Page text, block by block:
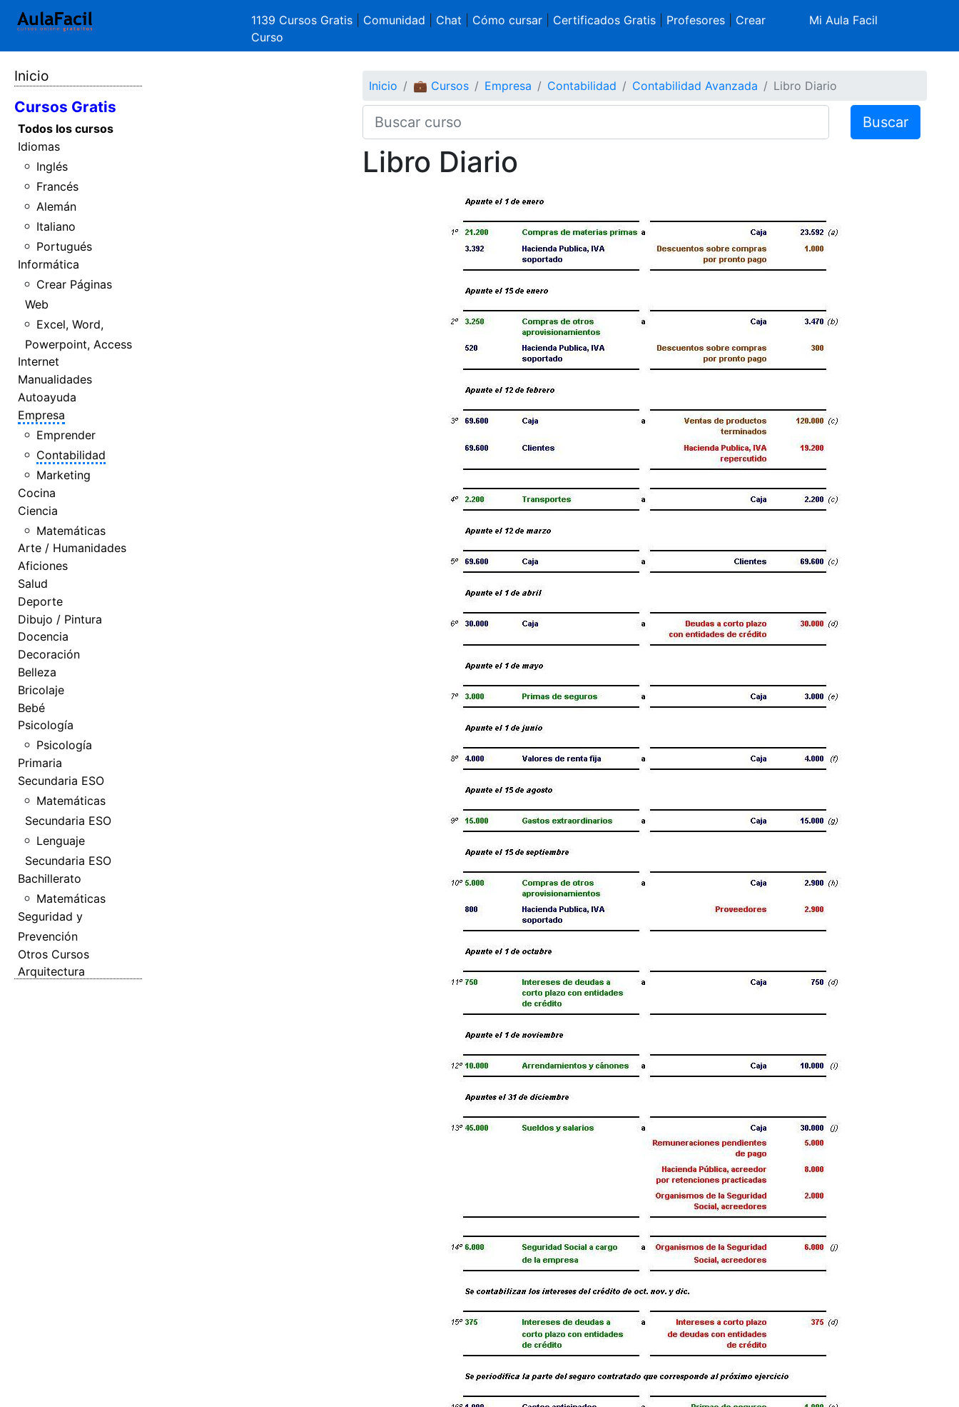
1139 Cursos Gratis Comunidad Chat Cómo cursar| Certificados Gratis| Profesores| Crear
Curso
Mi Aula Facil
Inicio
Cursos Gratis
Todos los cursos
Idiomas
Inglés
Francés
Alemán
Italiano
Portugués
Informática
Crear Páginas
Web
Excel, Word,
Powerpoint, Access
Internet
Manualidades
Autoayuda
Empresa
Emprender
Contabilidad
Marketing
Cocina
Ciencia
Matemáticas
Arte / Humanidades
Aficiones
Salud
Deporte
Dibujo / Pintura
Docencia
Decoración
Belleza
Bricolaje
Bebé
Psicología
Psicología
Primaria
Secundaria ESO
Matemáticas
Secundaria ESO
Lenguaje
Secundaria ESO
Bachillerato
Matemáticas
Seguridad y
Prevención
Otros Cursos
Arquitectura
Inicio 💼 Cursos Empresa Contabilidad Contabilidad Avanzada Libro Diario
Buscar
Libro Diario